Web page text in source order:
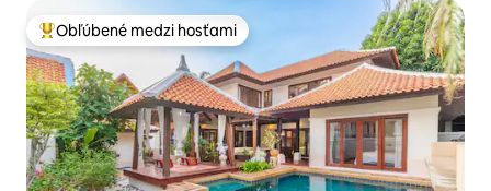
Najobľúbenejšie medzi hosťami
Obľúbené medzi hosťami